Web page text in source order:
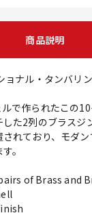
商品説明
ョナル・タンバリン
で作られたこの
た2列のブラスジ
れており、モダ
。
of Brass and